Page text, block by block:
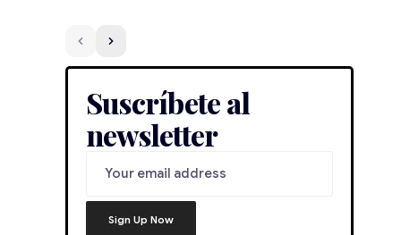
Suscríbete al
newsletter